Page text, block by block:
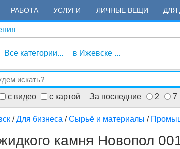
РАБОТА УСЛУГИ ЛИЧНЫЕ ВЕЩИ ДЛЯ
Все категории... в Ижевске ...
с видео с картой За последние 2 7
/Для бизнеса /Сырьё и материалы /
камня Новопол